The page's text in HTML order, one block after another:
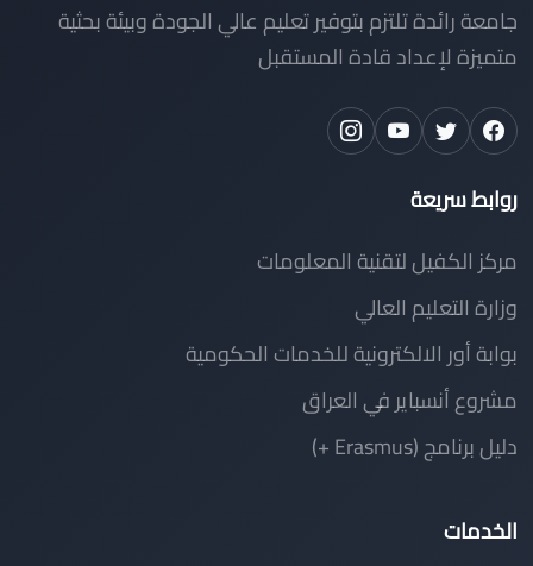
جامعة رائدة تلتزم بتوفير تعليم عالي الجودة وبيئة بحثية
متميزة لإعداد قادة المستقبل
روابط سريعة
مركز الكفيل لتقنية المعلومات
وزارة التعليم العالي
بوابة أور الالكترونية للخدمات الحكومية
مشروع أنسباير في العراق
دليل برنامج (Erasmus +)
الخدمات